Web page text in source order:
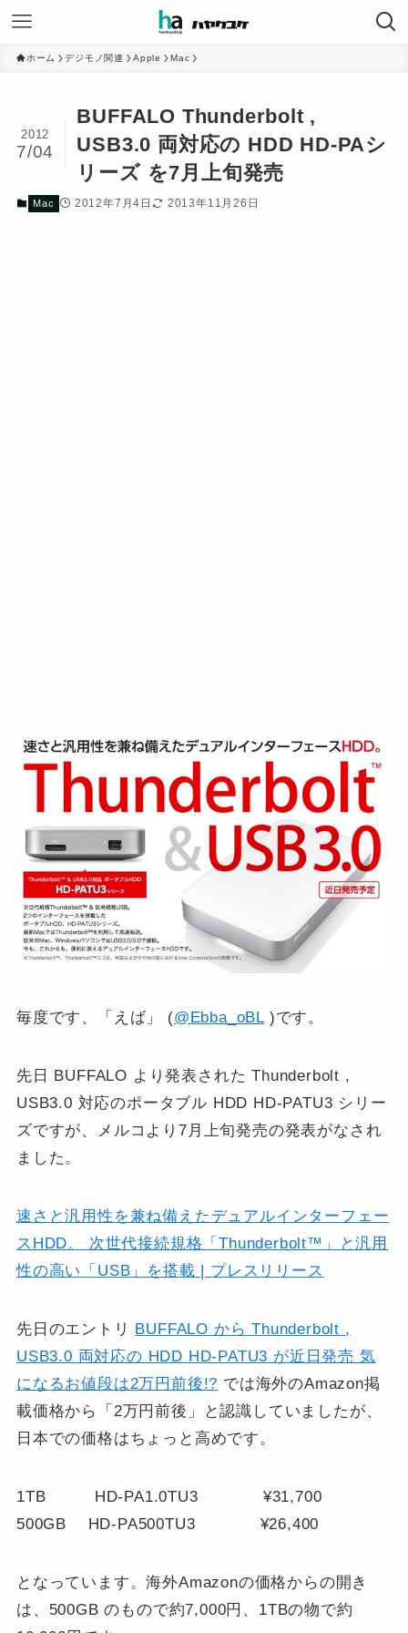
ホーム デジモノ関連 Apple Mac
BUFFALO Thunderbolt ,
USB3.0 両対応の HDD HD-PAシ
リーズ を7月上旬発売
2012
7/04
Mac 2012年7月4日 2013年11月26日
毎度です、「えば」 (@Ebba_oBL )です。
先日 BUFFALO より発表された Thunderbolt ,
USB3.0 対応のポータブル HDD HD-PATU3 シリー
ズですが、メルコより7月上旬発売の発表がなされ
ました。
速さと汎用性を兼ね備えたデュアルインターフェー
スHDD。 次世代接続規格「Thunderbolt™」と汎用
性の高い「USB」を搭載 | プレスリリース
先日のエントリ BUFFALO から Thunderbolt ,
USB3.0 両対応の HDD HD-PATU3 が近日発売 気
になるお値段は2万円前後!? では海外のAmazon掲
載価格から「2万円前後」と認識していましたが、
日本での価格はちょっと高めです。
1TB HD-PA1.0TU3 ¥31,700
500GB HD-PA500TU3 ¥26,400
となっています。海外Amazonの価格からの開き
は、500GB のもので約7,000円、1TBの物で約